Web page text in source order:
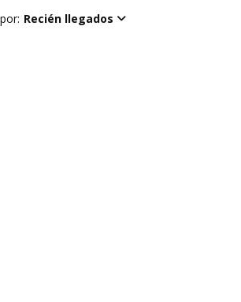
Recién llegados